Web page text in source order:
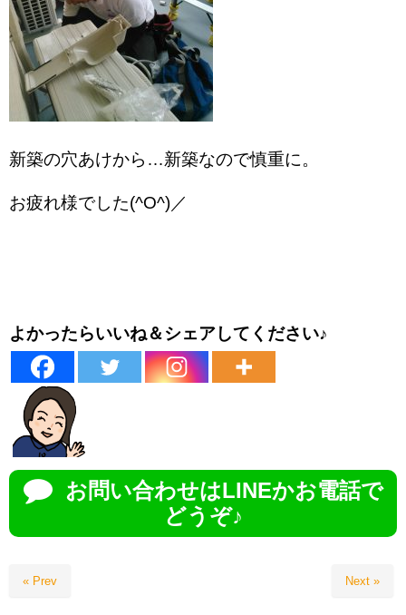
新築の穴あけから…新築なので慎重に。
お疲れ様でした(^O^)／
よかったらいいね＆シェアしてください♪
お問い合わせはLINEかお電話で
どうぞ♪
« Prev Next »